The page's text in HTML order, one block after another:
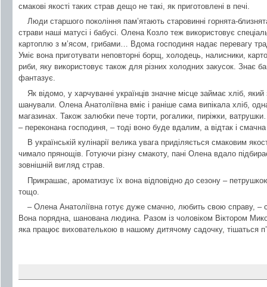
смакові якості таких страв дещо не такі, як приготовлені в печі.
Люди старшого покоління пам’ятають старовинні горнята-
страви наші матусі і бабусі. Олена Козло теж використовує
картоплю з м’ясом, грибами… Вдома господиня надає перевагу
Уміє вона приготувати неповторні борщ, холодець, налисники,
риби, яку використовує також для різних холодних закусок. Знає
фантазує.
Як відомо, у харчуванні українців значне місце займає хліб,
шанували. Олена Анатоліївна вміє і раніше сама випікала хліб,
магазинах. Також залюбки пече торти, рогалики, пиріжки,
– переконана господиня, – тоді воно буде вдалим, а відтак і
В українській кулінарії велика увага приділяється смаковим
чимало прянощів. Готуючи різну смакоту, пані Олена вдало
зовнішній вигляд страв.
Прикрашає, ароматизує їх вона відповідно до сезону –
тощо.
– Олена Анатоліївна готує дуже смачно, любить свою справу, –
Вона порядна, шанована людина. Разом із чоловіком Віктором
яка працює вихователькою в нашому дитячому садочку, тішаться